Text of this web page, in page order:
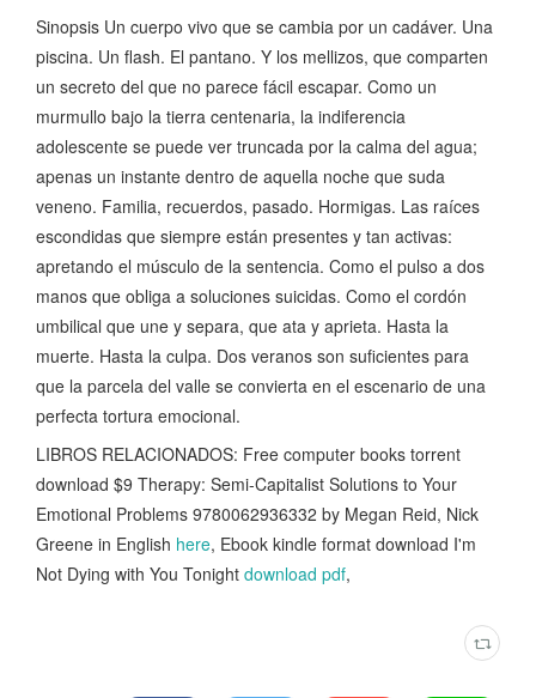
Sinopsis Un cuerpo vivo que se cambia por un cadáver. Una
piscina. Un flash. El pantano. Y los mellizos, que comparten
un secreto del que no parece fácil escapar. Como un
murmullo bajo la tierra centenaria, la indiferencia
adolescente se puede ver truncada por la calma del agua;
apenas un instante dentro de aquella noche que suda
veneno. Familia, recuerdos, pasado. Hormigas. Las raíces
escondidas que siempre están presentes y tan activas:
apretando el músculo de la sentencia. Como el pulso a dos
manos que obliga a soluciones suicidas. Como el cordón
umbilical que une y separa, que ata y aprieta. Hasta la
muerte. Hasta la culpa. Dos veranos son suficientes para
que la parcela del valle se convierta en el escenario de una
perfecta tortura emocional.
LIBROS RELACIONADOS: Free computer books torrent
download $9 Therapy: Semi-Capitalist Solutions to Your
Emotional Problems 9780062936332 by Megan Reid, Nick
Greene in English here, Ebook kindle format download I'm
Not Dying with You Tonight download pdf,